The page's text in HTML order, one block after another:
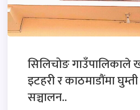
सिलिचोङ गाउँपालिकाले
इटहरी र काठमाडौंमा
सञ्चालन..